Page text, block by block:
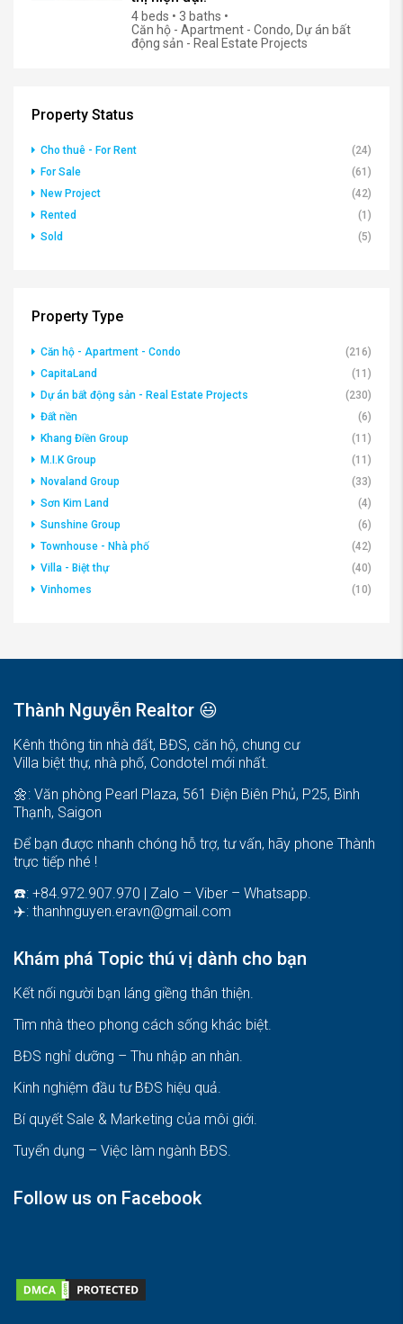
4 beds • 3 baths •
Căn hộ - Apartment - Condo, Dự án bất
động sản - Real Estate Projects
Property Status
Cho thuê - For Rent
(24)
For Sale
(61)
New Project
(42)
Rented
(1)
Sold
(5)
Property Type
Căn hộ - Apartment - Condo
(216)
CapitaLand
(11)
Dự án bất động sản - Real Estate Projects
(230)
Đất nền
(6)
Khang Điền Group
(11)
M.I.K Group
(11)
Novaland Group
(33)
Sơn Kim Land
(4)
Sunshine Group
(6)
Townhouse - Nhà phố
(42)
Villa - Biệt thự
(40)
Vinhomes
(10)
Thành Nguyễn Realtor 😃
Kênh thông tin nhà đất, BĐS, căn hộ, chung cư
Villa biệt thự, nhà phố, Condotel mới nhất.
🌼: Văn phòng Pearl Plaza, 561 Điện Biên Phủ, P25, Bình
Thạnh, Saigon
Để bạn được nhanh chóng hỗ trợ, tư vấn, hãy phone Thành
trực tiếp nhé !
☎️: +84.972.907.970 | Zalo – Viber – Whatsapp.
✈️: thanhnguyen.eravn@gmail.com
Khám phá Topic thú vị dành cho bạn
Kết nối người bạn láng giềng thân thiện.
Tìm nhà theo phong cách sống khác biệt
BĐS nghỉ dưỡng – Thu nhập an nhàn
Kinh nghiệm đầu tư BĐS hiệu quả
Bí quyết Sale & Marketing của môi giới
Tuyển dụng – Việc làm ngành BĐS
Follow us on Facebook